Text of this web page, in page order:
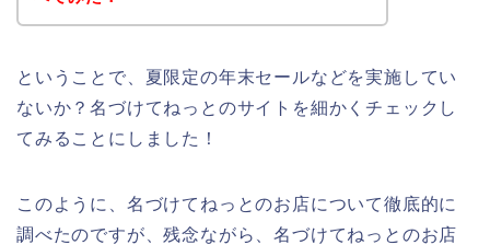
ということで、夏限定の年末セールなどを実施してい
ないか？名づけてねっとのサイトを細かくチェックし
てみることにしました！
このように、名づけてねっとのお店について徹底的に
調べたのですが、残念ながら、名づけてねっとのお店